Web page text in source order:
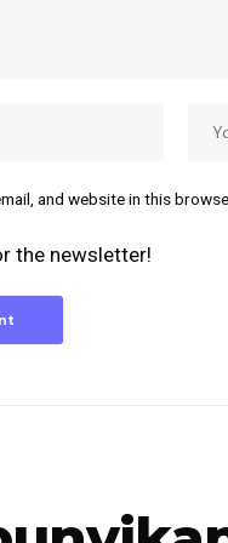
and website in this
the newsletter!